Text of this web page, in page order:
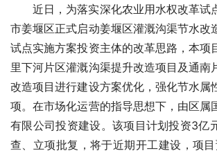
近日，为落实深化农业用水权改革试
市姜堰区正式启动姜堰区灌溉沟渠节水改
试点实施方案投资主体的改革思路，本项
里下河片区灌溉沟渠提升改造项目及通南
改造项目进行建设方案优化，强化节水属
项。在市场化运营的指导思想下，由区属
有限公司投资建设。该项目计划投资3亿
查、立项批复，将于近期开工建设，项